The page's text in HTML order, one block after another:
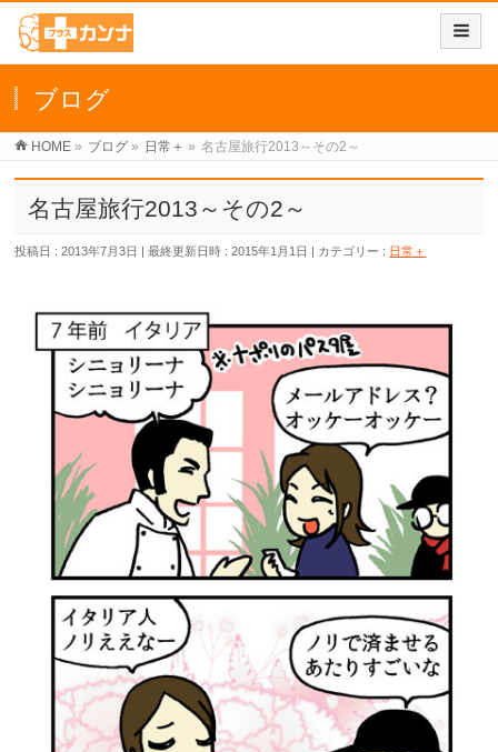
ブログ
HOME » ブログ » 日常＋ » 名古屋旅行2013～その2～
名古屋旅行2013～その2～
投稿日 : 2013年7月3日 最終更新日時 : 2015年1月1日 カテゴリー : 日常＋